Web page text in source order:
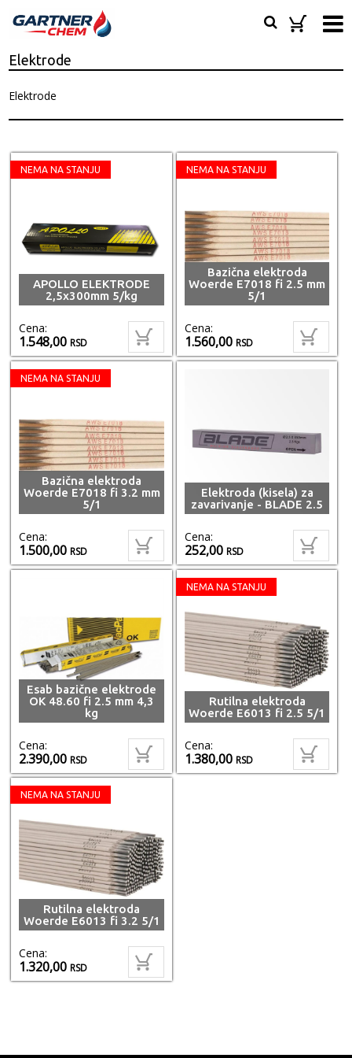
Elektrode
Elektrode
NEMA NA STANJU
APOLLO ELEKTRODE
2,5x300mm 5/kg
Cena:
1.548,00RSD
NEMA NA STANJU
Bazična elektroda
Woerde E7018 fi 2.5 mm
5/1
Cena:
1.560,00RSD
NEMA NA STANJU
Bazična elektroda
Woerde E7018 fi 3.2 mm
5/1
Cena:
1.500,00RSD
Elektroda (kisela) za
zavarivanje - BLADE 2.5
Cena:
252,00RSD
Esab bazične elektrode
OK 48.60 fi 2.5 mm 4,3
kg
Cena:
2.390,00RSD
NEMA NA STANJU
Rutilna elektroda
Woerde E6013 fi 2.5 5/1
Cena:
1.380,00RSD
NEMA NA STANJU
Rutilna elektroda
Woerde E6013 fi 3.2 5/1
Cena:
1.320,00RSD